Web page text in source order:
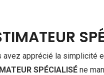
avez apprécié la simplicité
SPÉCIALISÉ ne